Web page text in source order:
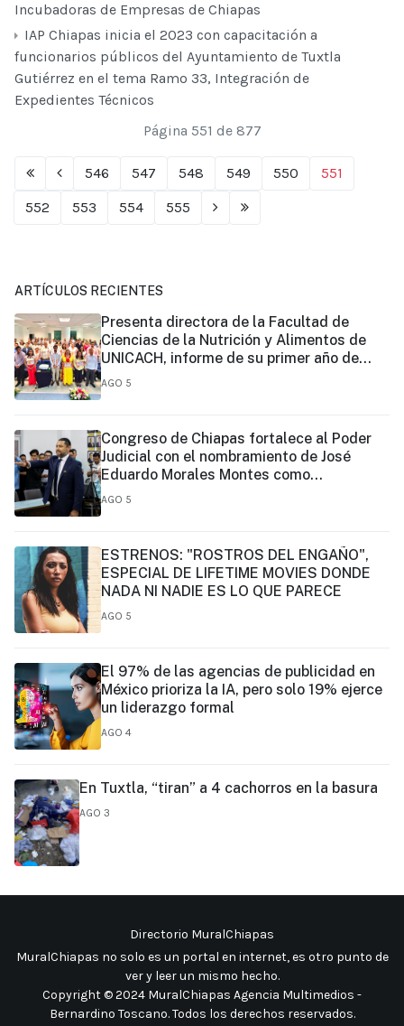
Incubadoras de Empresas de Chiapas
IAP Chiapas inicia el 2023 con capacitación a
funcionarios públicos del Ayuntamiento de Tuxtla
Gutiérrez en el tema Ramo 33, Integración de
Expedientes Técnicos
Página 551 de 877
546 547 548 549 550
551
552
553 554 555
ARTÍCULOS RECIENTES
Presenta directora de la Facultad de
Ciencias de la Nutrición y Alimentos de
UNICACH, informe de su primer año de
gestión
AGO 5
Congreso de Chiapas fortalece al Poder
Judicial con el nombramiento de José
Eduardo Morales Montes como
magistrado
AGO 5
ESTRENOS: "ROSTROS DEL ENGAÑO",
ESPECIAL DE LIFETIME MOVIES DONDE
NADA NI NADIE ES LO QUE PARECE
AGO 5
El 97% de las agencias de publicidad en
México prioriza la IA, pero solo 19% ejerce
un liderazgo formal
AGO 4
En Tuxtla, “tiran” a 4 cachorros en la basura
AGO 3
Directorio MuralChiapas
MuralChiapas no solo es un portal en internet, es otro punto de
ver y leer un mismo hecho.
Copyright © 2024 MuralChiapas Agencia Multimedios -
Bernardino Toscano. Todos los derechos reservados.